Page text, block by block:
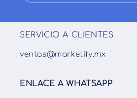
SERVICIO A CLIENTES
ventas@marketify.mx
ENLACE A WHATSAPP